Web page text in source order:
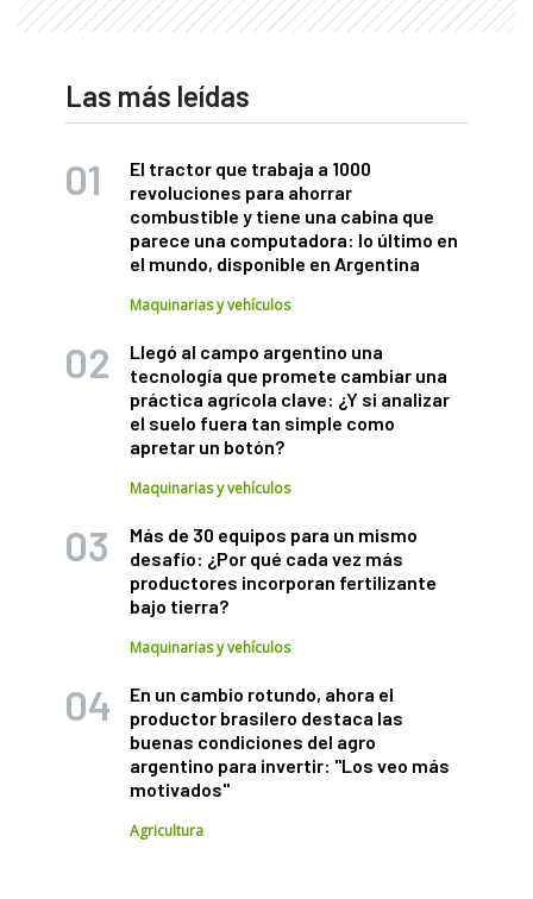
Las más leídas
El tractor que trabaja a 1000
revoluciones para ahorrar
combustible y tiene una cabina que
parece una computadora: lo último en
el mundo, disponible en Argentina
Maquinarias y vehículos
Llegó al campo argentino una
tecnología que promete cambiar una
práctica agrícola clave: ¿Y si analizar
el suelo fuera tan simple como
apretar un botón?
Maquinarias y vehículos
Más de 30 equipos para un mismo
desafío: ¿Por qué cada vez más
productores incorporan fertilizante
bajo tierra?
Maquinarias y vehículos
En un cambio rotundo, ahora el
productor brasilero destaca las
buenas condiciones del agro
argentino para invertir: "Los veo más
motivados"
Agricultura